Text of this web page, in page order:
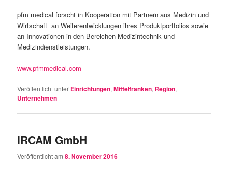
pfm medical forscht in Kooperation mit Partnern aus Medizin und
Wirtschaft an Weiterentwicklungen ihres Produktportfolios sowie
an Innovationen in den Bereichen Medizintechnik und
Medizindienstleistungen.
www.pfmmedical.com
Veröffentlicht unter Einrichtungen,Mittelfranken, Region,
Unternehmen
IRCAM GmbH
Veröffentlicht am8. November 2016